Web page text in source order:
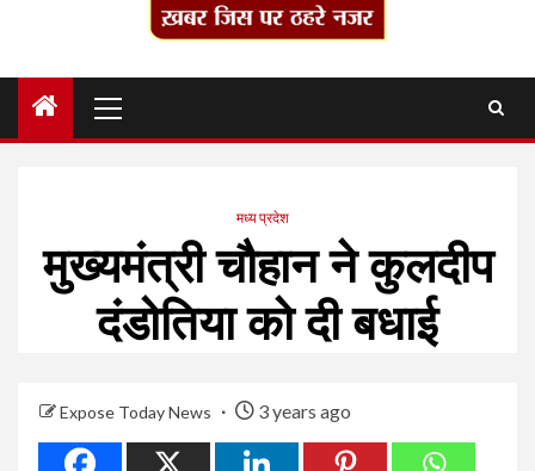
Menu
मध्य प्रदेश
मुख्यमंत्री चौहान ने कुलदीप
दंडोतिया को दी बधाई
Expose Today News 3 years ago